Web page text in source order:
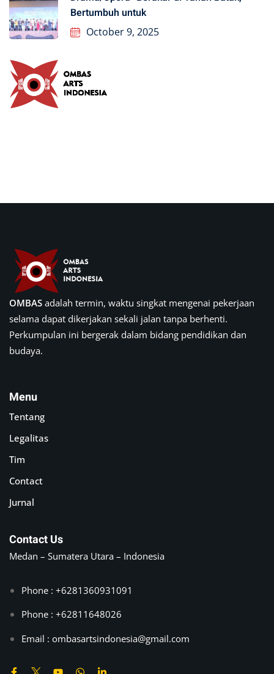
Bertumbuh untuk
October 9, 2025
OMBAS adalah termin, waktu singkat mengenai pekerjaan
selama dapat dikerjakan sekali jalan tanpa berhenti.
Perkumpulan ini bergerak dalam bidang pendidikan dan
budaya.
Menu
Tentang
Legalitas
Tim
Contact
Jurnal
Contact Us
Medan – Sumatera Utara – Indonesia
Phone : +6281360931091
Phone : +62811648026
Email : ombasartsindonesia@gmail.com